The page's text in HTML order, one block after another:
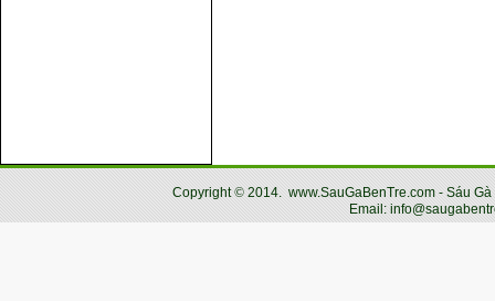
Copyright© 2014. www.SauGaBenTre.com - Sáu
Email: